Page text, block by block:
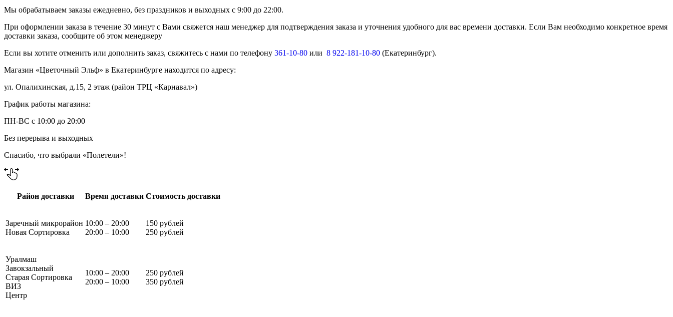
Мы обрабатываем заказы ежедневно, без праздников и выходных с 9:00 до 22:00.
При оформлении заказа в течение 30 минут с Вами свяжется наш менеджер для подтверждения заказа и уточнения удобного для вас времени доставки. Если Вам необходимо конкретное время
доставки заказа, сообщите об этом менеджеру
Если вы хотите отменить или дополнить заказ, свяжитесь с нами по телефону 361-10-80 или 8 922-181-10-80 (Екатеринбург).
Магазин «Цветочный Эльф» в Екатеринбурге находится по адресу:
ул. Опалихинская, д.15, 2 этаж (район ТРЦ «Карнавал»)
График работы магазина:
ПН-ВС с 10:00 до 20:00
Без перерыва и выходных
Спасибо, что выбрали «Полетели»!
Район доставки Время доставки Стоимость доставки
Заречный микрорайон
Новая Сортировка
10:00 – 20:00
20:00 – 10:00
150 рублей
250 рублей
Уралмаш
Завокзальный
Старая Сортировка
ВИЗ
Центр
10:00 – 20:00
20:00 – 10:00
250 рублей
350 рублей